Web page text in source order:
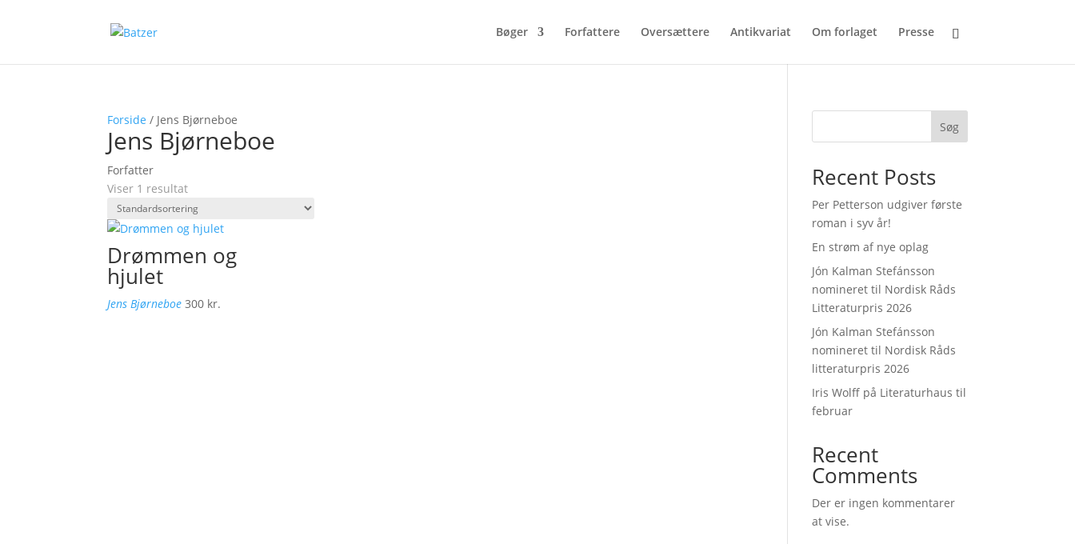
Bøger Forfattere Oversættere Antikvariat Om forlaget Presse
Forside / Jens Bjørneboe
Jens Bjørneboe
Forfatter
Viser 1 resultat
Drømmen og
hjulet
Jens Bjørneboe 300 kr.
Søg
Recent Posts
Per Petterson udgiver første
roman i syv år!
En strøm af nye oplag
Jón Kalman Stefánsson
nomineret til Nordisk Råds
Litteraturpris 2026
Jón Kalman Stefánsson
nomineret til Nordisk Råds
litteraturpris 2026
Iris Wolff på Literaturhaus til
februar
Recent
Comments
Der er ingen kommentarer
at vise.